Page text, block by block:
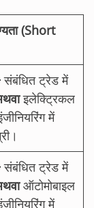
(Short
संबंधित ट्रेड में
इलेक्ट्रिकल
में
संबंधित ट्रेड में
ऑटोमोबाइल
में